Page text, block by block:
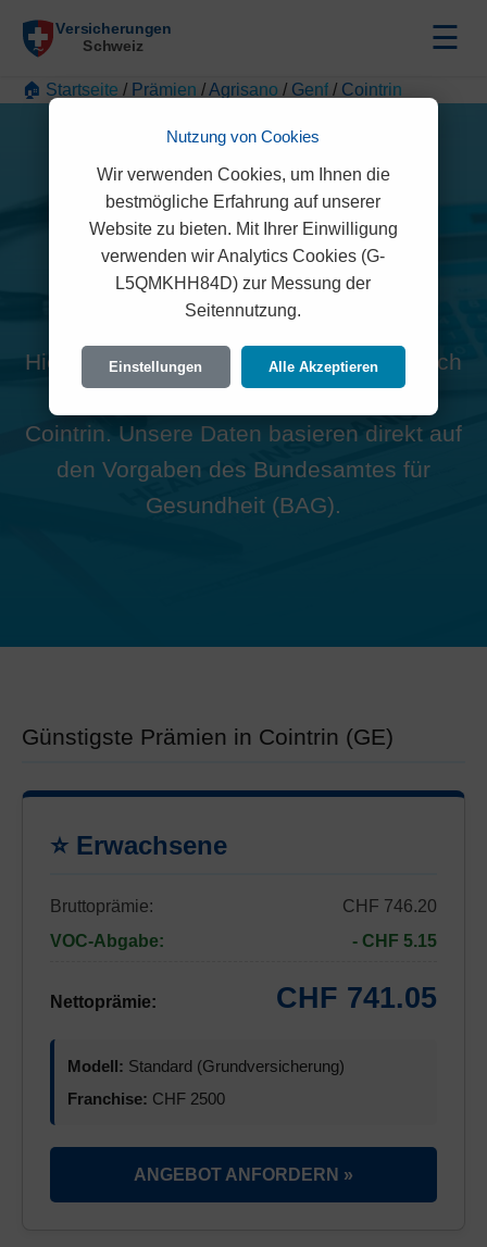
☰
🏠 Startseite / Prämien /Agrisano / Genf / Cointrin
Alle Agrisano Prämien in
Cointrin (1216)
Hier finden Sie die offiziellen und rechtlich
Cointrin. Unsere Daten basieren direkt auf
den Vorgaben des Bundesamtes für
Gesundheit (BAG).
Günstigste Prämien in Cointrin (GE)
⭐ Erwachsene
Bruttoprämie:
CHF 746.20
VOC-Abgabe:
- CHF 5.15
Nettoprämie: CHF 741.05
Modell: Standard (Grundversicherung)
Franchise: CHF 2500
ANGEBOT ANFORDERN »
Nutzung von Cookies
Wir verwenden Cookies, um Ihnen die
bestmögliche Erfahrung auf unserer
Website zu bieten. Mit Ihrer Einwilligung
verwenden wir Analytics Cookies (G-
L5QMKHH84D) zur Messung der
Seitennutzung.
Einstellungen Alle Akzeptieren